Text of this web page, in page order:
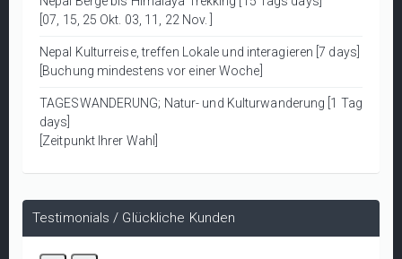
[07, 15, 25 Okt. 03, 11, 22 Nov. ]
Nepal Kulturreise, treffen Lokale und interagieren [7 days]
[Buchung mindestens vor einer Woche]
TAGESWANDERUNG; Natur- und Kulturwanderung [1 Tag
days]
[Zeitpunkt Ihrer Wahl]
Testimonials / Glückliche Kunden